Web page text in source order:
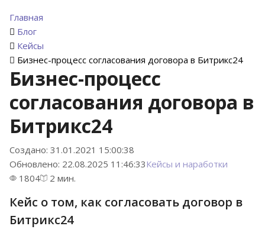
Главная
Блог
Кейсы
Бизнес-процесс согласования договора в Битрикс24
Бизнес-процесс
согласования договора в
Битрикс24
Создано: 31.01.2021 15:00:38
Обновлено: 22.08.2025 11:46:33Кейсы и наработки
1804
2 мин.
Кейс о том, как согласовать договор в
Битрикс24